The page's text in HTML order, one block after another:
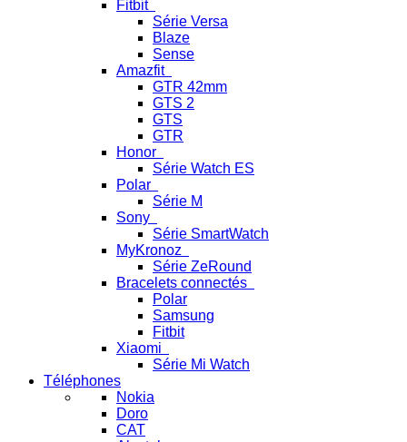
Fitbit
Série Versa
Blaze
Sense
Amazfit
GTR 42mm
GTS 2
GTS
GTR
Honor
Série Watch ES
Polar
Série M
Sony
Série SmartWatch
MyKronoz
Série ZeRound
Bracelets connectés
Polar
Samsung
Fitbit
Xiaomi
Série Mi Watch
Téléphones
Nokia
Doro
CAT